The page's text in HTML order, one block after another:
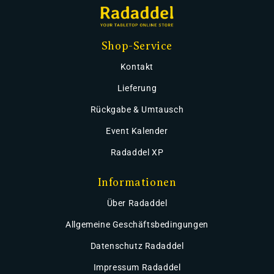
Shop-Service
Kontakt
Lieferung
Rückgabe & Umtausch
Event Kalender
Radaddel XP
Informationen
Über Radaddel
Allgemeine Geschäftsbedingungen
Datenschutz Radaddel
Impressum Radaddel